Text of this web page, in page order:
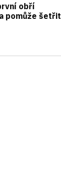
obří
pomůže šetřit